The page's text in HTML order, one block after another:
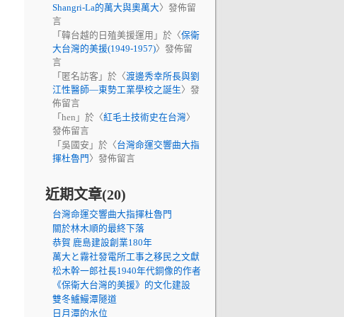
Shangri-La的萬大與奧萬大〉發佈留
言
「 韓台越的日殖美援運用 」於〈保衛
大台灣的美援(1949-1957)〉發佈留
言
「 匿名訪客 」於〈渡邊秀幸所長與劉
江性醫師—東勢工業學校之誕生〉發
佈留言
「 hen 」於〈紅毛土技術史在台灣〉
發佈留言
「 吳國安 」於〈台灣命運交響曲大指
揮杜魯門 〉發佈留言
近期文章(20)
台灣命運交響曲大指揮杜魯門
關於林木順的最終下落
恭賀 鹿島建設創業180年
萬大と霧社發電所工事之移民之文獻
松木幹一郎社長1940年代銅像的作者
《保衛大台灣的美援》的文化建設
雙冬鱸鰻潭隧道
日月潭的水位